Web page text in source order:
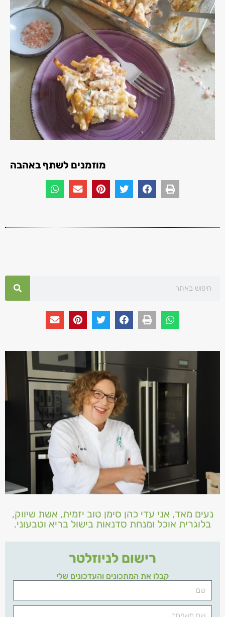
מוזמנים לשתף באהבה
נעים מאד, אני עדי כהן סימן טוב יזמית, אשת שיווק,
בלוגרית אוכל ומנחת סדנאות בישול בריא וטבעוני.
רישום לניוזלטר
קבלו את המתכונים והעדכונים שלי